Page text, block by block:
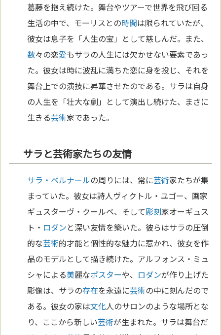
葛藤を抱え続けた。舞台やツアーで世界を飛び回る
生活の中で、モーリスとの時間は限られていたが、
彼女は息子を「人生の宝」として慈しんだ。また、
数々の恋愛もサラの人生には欠かせない要素であっ
た。彼女は時に波乱に満ちた恋に身を投じ、それを
舞台上での演技に昇華させたのである。サラは自身
の人生を「壮大な劇」として演出し続けた、まさに
生きる芸術家であった。
サラと芸術家たちの友情
サラ・ベルナールの周りには、常に芸術家たちが集
まっていた。彼女は詩人ヴィクトル・ユゴー、画家
ギュスターヴ・クールベ、そして彫刻家オーギュス
ト・ ロダンと深い友情を築いた。彼らはサラの圧倒
的な芸術的才能と個性的な魅力に惹かれ、彼女を作
品のモデルとして描き続けた。アルフォンス・ミュ
シャによる美麗なポスターや、 ロダンが作り上げた
彫像は、サラの存在を永遠に芸術の中に刻んだので
ある。彼女の家は文化人のサロンのような場所とな
り、ここから新しい芸術が生まれた。サラは舞台だ